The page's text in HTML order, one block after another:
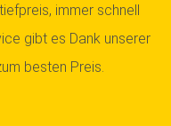
immer schnell
gibt es Dank unserer
besten Preis.